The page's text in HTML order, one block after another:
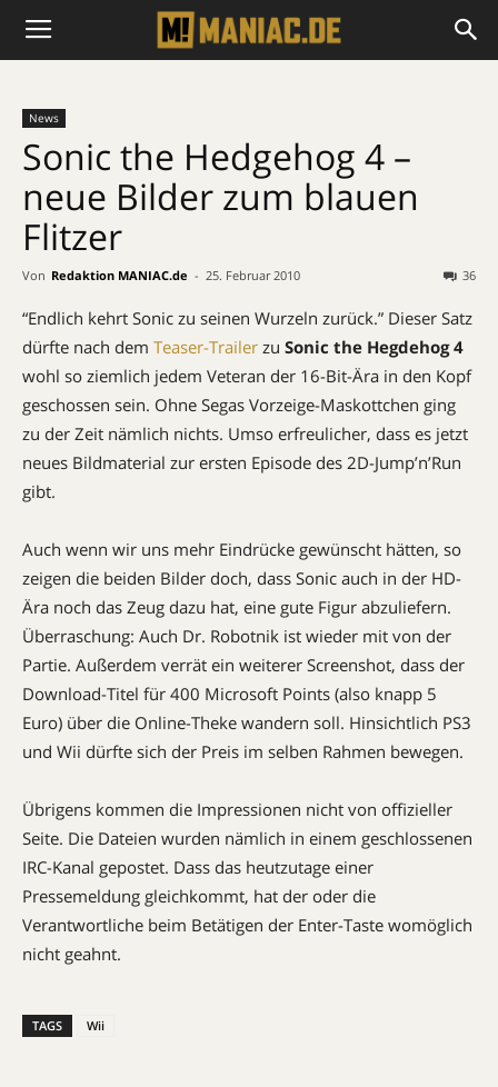
News
Sonic the Hedgehog 4 –
neue Bilder zum blauen
Flitzer
Von Redaktion MANIAC.de - 25. Februar 2010 36
“Endlich kehrt Sonic zu seinen Wurzeln zurück.” Dieser Satz
dürfte nach dem Teaser-Trailer zu Sonic the Hegdehog 4
wohl so ziemlich jedem Veteran der 16-Bit-Ära in den Kopf
geschossen sein. Ohne Segas Vorzeige-Maskottchen ging
zu der Zeit nämlich nichts. Umso erfreulicher, dass es jetzt
neues Bildmaterial zur ersten Episode des 2D-Jump’n’Run
gibt.
Auch wenn wir uns mehr Eindrücke gewünscht hätten, so
zeigen die beiden Bilder doch, dass Sonic auch in der HD-
Ära noch das Zeug dazu hat, eine gute Figur abzuliefern.
Überraschung: Auch Dr. Robotnik ist wieder mit von der
Partie. Außerdem verrät ein weiterer Screenshot, dass der
Download-Titel für 400 Microsoft Points (also knapp 5
Euro) über die Online-Theke wandern soll. Hinsichtlich PS3
und Wii dürfte sich der Preis im selben Rahmen bewegen.
Übrigens kommen die Impressionen nicht von offizieller
Seite. Die Dateien wurden nämlich in einem geschlossenen
IRC-Kanal gepostet. Dass das heutzutage einer
Pressemeldung gleichkommt, hat der oder die
Verantwortliche beim Betätigen der Enter-Taste womöglich
nicht geahnt.
TAGS Wii